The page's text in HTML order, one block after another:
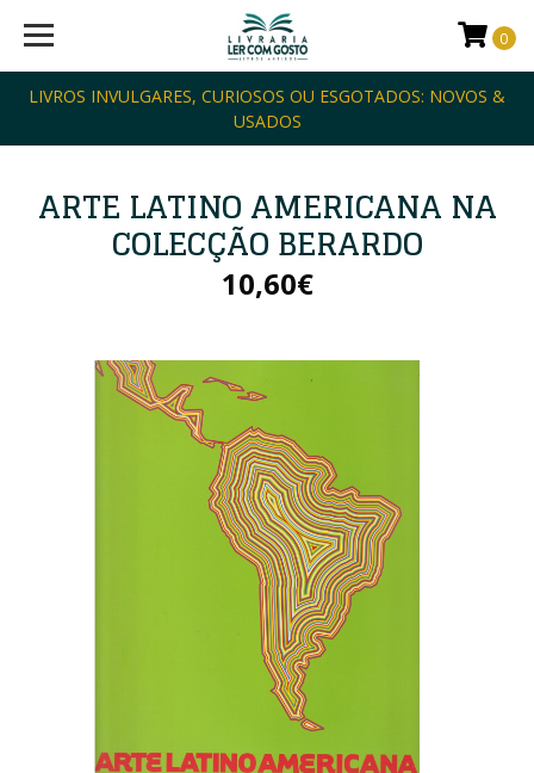
LIVROS INVULGARES, CURIOSOS OU ESGOTADOS: NOVOS &
USADOS
0
ARTE LATINO AMERICANA NA
COLECÇÃO BERARDO
10,60€